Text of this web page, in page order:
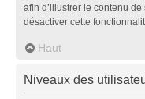
afin d’illustrer le contenu
désactiver cette
Haut
Niveaux des